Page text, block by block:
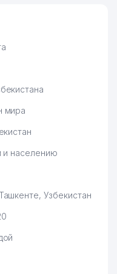
мира
и населению
Узбекистан